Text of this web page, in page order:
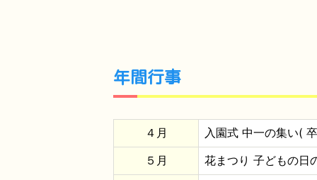
年間行事
４月
入園式 中一の集い(
５月
花まつり 子どもの日